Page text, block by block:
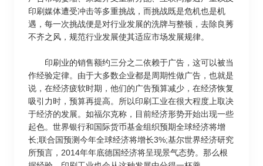
印刷媒体遭受冲击等多重挑战，而挑战既是危机也是机
遇，每一次挑战便是对行业发展的洗牌与整顿，去除良莠
不齐之风，规范行业发展使其适应市场发展规律。
印刷业的销售额约三分之二依赖于广告，这可以被当
作经验定律。由于大多数企业都是周期性做广告，也就是
说，在经济疲软时期，他们的广告预算减少，在经济恢复
吸引力时，预算再提高。所以印刷工业在很大程度上取决
于经济的发展。如福尔克称，目前经济形势开始出现一些
起色。世界银行和国际货币基金组织预期全球经济将增
长;联合国预测今年全球经济将增长3%;基尔世界经济研究
所预言，2014年年底德国经济将呈现景气态势。那么根